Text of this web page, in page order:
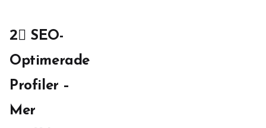
2⃣ SEO-
Optimerade
Profiler –
Mer